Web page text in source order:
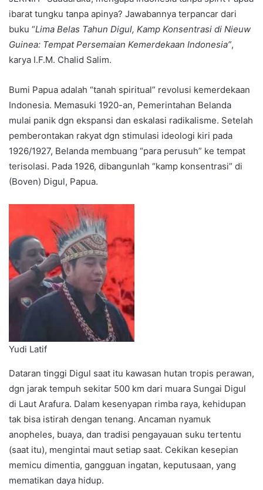
ibarat tungku tanpa apinya? Jawabannya terpancar dari
buku “Lima Belas Tahun Digul, Kamp Konsentrasi di Nieuw
Guinea: Tempat Persemaian Kemerdekaan Indonesia”,
karya I.F.M. Chalid Salim.
Bumi Papua adalah “tanah spiritual” revolusi kemerdekaan
Indonesia. Memasuki 1920-an, Pemerintahan Belanda
mulai panik dgn ekspansi dan eskalasi radikalisme. Setelah
pemberontakan rakyat dgn stimulasi ideologi kiri pada
1926/1927, Belanda membuang “para perusuh” ke tempat
terisolasi. Pada 1926, dibangunlah “kamp konsentrasi” di
(Boven) Digul, Papua.
Yudi Latif
Dataran tinggi Digul saat itu kawasan hutan tropis perawan,
dgn jarak tempuh sekitar 500 km dari muara Sungai Digul
di Laut Arafura. Dalam kesenyapan rimba raya, kehidupan
tak bisa istirah dengan tenang. Ancaman nyamuk
anopheles, buaya, dan tradisi pengayauan suku tertentu
(saat itu), mengintai maut setiap saat. Cekikan kesepian
memicu dimentia, gangguan ingatan, keputusaan, yang
mematikan daya hidup.